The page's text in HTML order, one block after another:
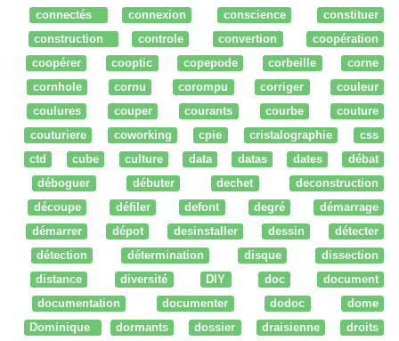
connectés
connexion conscience
constituer
construction
controle convertion
coopération
coopérer
cooptic copepode corbeille
corne
cornhole
cornu corompu corriger
couleur
coulures
couper courants courbe
couture
couturiere
coworking cpie cristalographie
css
ctd
cube culture data datas dates
débat
déboguer
débuter dechet
deconstruction
découpe
défiler defont degré
démarrage
démarrer
dépot desinstaller dessin
détecter
détection
détermination disque
dissection
distance
diversité DIY doc
document
documentation
documenter dodoc
dome
Dominique
dormants dossier draisienne droits